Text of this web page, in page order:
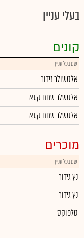
בעלי עניין
קונים
שם בעל עניין
אלטשולר גידור
אלטשלר שחם ק.נא
אלטשלר שחם ק.נא
מוכרים
שם בעל עניין
נץ גידור
נץ גידור
טלפוקס